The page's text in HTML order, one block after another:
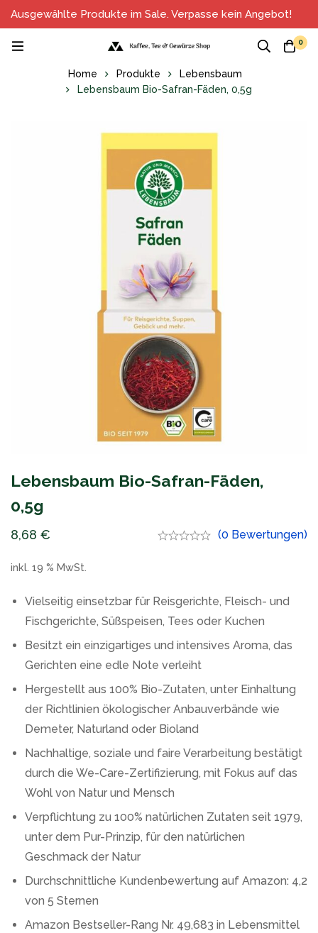
Ausgewählte Produkte im Sale. Verpasse kein Angebot!
0
Home Produkte
Lebensbaum
Lebensbaum Bio-Safran-Fäden, 0,5g
Lebensbaum Bio-Safran-Fäden,
0,5g
8,68 € (0 Bewertungen)
inkl. 19 % MwSt.
Vielseitig einsetzbar für Reisgerichte, Fleisch- und
Fischgerichte, Süßspeisen, Tees oder Kuchen
Besitzt ein einzigartiges und intensives Aroma, das
Gerichten eine edle Note verleiht
Hergestellt aus 100% Bio-Zutaten, unter Einhaltung
der Richtlinien ökologischer Anbauverbände wie
Demeter, Naturland oder Bioland
Nachhaltige, soziale und faire Verarbeitung bestätigt
durch die We-Care-Zertifizierung, mit Fokus auf das
Wohl von Natur und Mensch
Verpflichtung zu 100% natürlichen Zutaten seit 1979,
unter dem Pur-Prinzip, für den natürlichen
Geschmack der Natur
Durchschnittliche Kundenbewertung auf Amazon: 4,2
von 5 Sternen
Amazon Bestseller-Rang Nr. 49,683 in Lebensmittel